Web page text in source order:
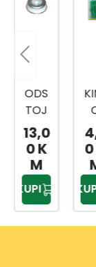
ODS
TOJ
NI
TANJ
UR
13,0
0 K
M
KUPI
0